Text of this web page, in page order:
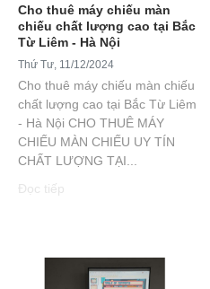
Cho thuê máy chiếu màn
chiếu chất lượng cao tại Bắc
Từ Liêm - Hà Nội
Thứ Tư, 11/12/2024
Cho thuê máy chiếu màn chiếu
chất lượng cao tại Bắc Từ Liêm
- Hà Nội CHO THUÊ MÁY
CHIẾU MÀN CHIẾU UY TÍN
CHẤT LƯỢNG TẠI...
Đọc tiếp